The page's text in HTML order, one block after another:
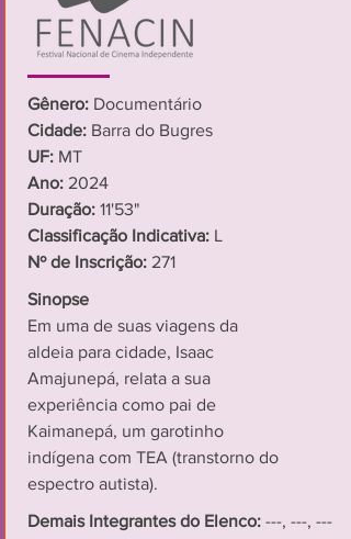
Gênero: Documentário
Cidade: Barra do Bugres
UF: MT
Ano: 2024
Duração: 11'53"
Classificação Indicativa: L
Nº de Inscrição: 271
Sinopse
Em uma de suas viagens da
aldeia para cidade, Isaac
Amajunepá, relata a sua
experiência como pai de
Kaimanepá, um garotinho
indígena com TEA (transtorno do
espectro autista).
Demais Integrantes do Elenco: ---, ---, ---